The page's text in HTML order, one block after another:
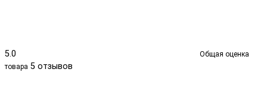
5.0
Общая оценка
товара 5 отзывов